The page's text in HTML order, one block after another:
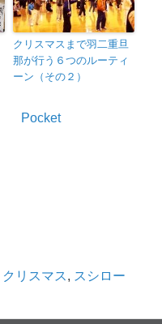
クリスマスまで羽二重旦
那が行う６つのルーティ
ーン（その２）
Pocket
クリスマス, スシロー